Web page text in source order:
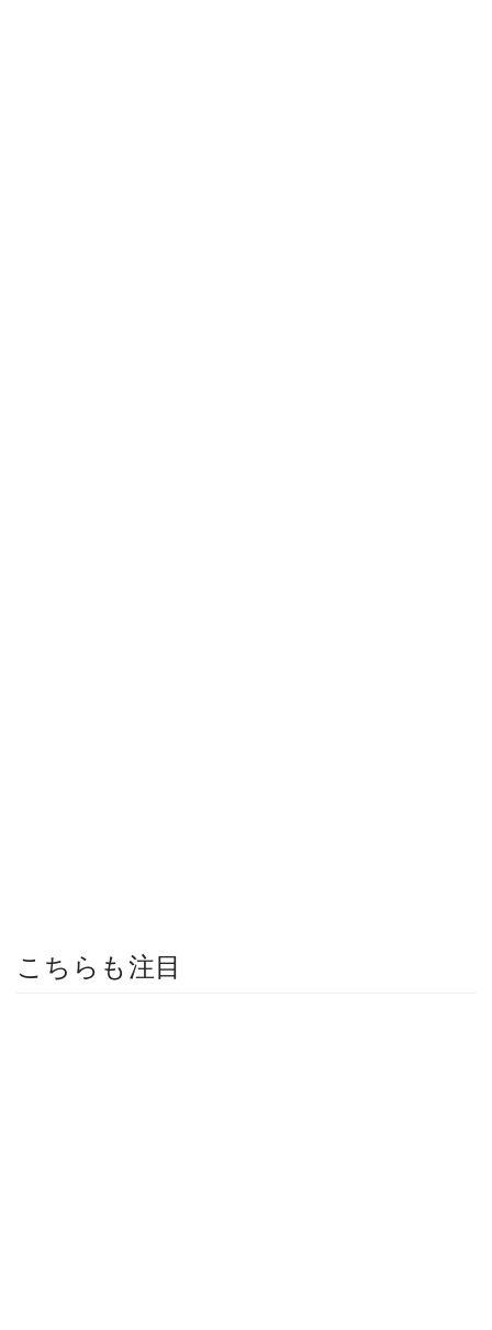
こちらも注目